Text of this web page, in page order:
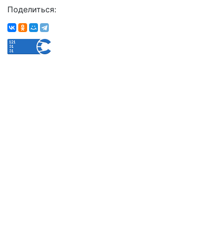
Поделиться: